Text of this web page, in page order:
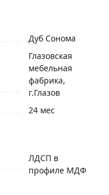
Дуб Сонома
Глазовская
мебельная
фабрика,
г.Глазов
24 мес
ЛДСП в
профиле МДФ